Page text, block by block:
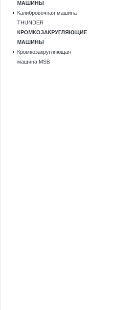
МАШИНЫ
Калибровочная машина
THUNDER
КРОМКОЗАКРУГЛЯЮЩИЕ
МАШИНЫ
Кромкозакругляющая
машина MSB